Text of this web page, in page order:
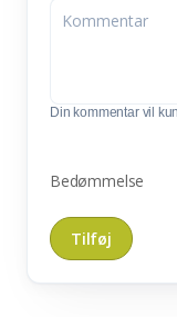
Din kommentar vil
Bedømmelse